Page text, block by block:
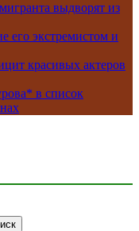
выдворят из
его экстремистом и
красивых актеров
в список